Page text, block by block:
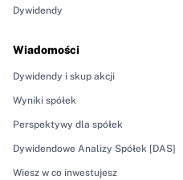
Dywidendy
Wiadomości
Dywidendy i skup akcji
Wyniki spółek
Perspektywy dla spółek
Dywidendowe Analizy Spółek [DAS]
Wiesz w co inwestujesz